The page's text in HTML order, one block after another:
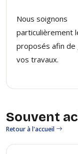
Nous soignons
particulièrement
proposés afin de
vos travaux.
Souvent
Retour à l'accueil